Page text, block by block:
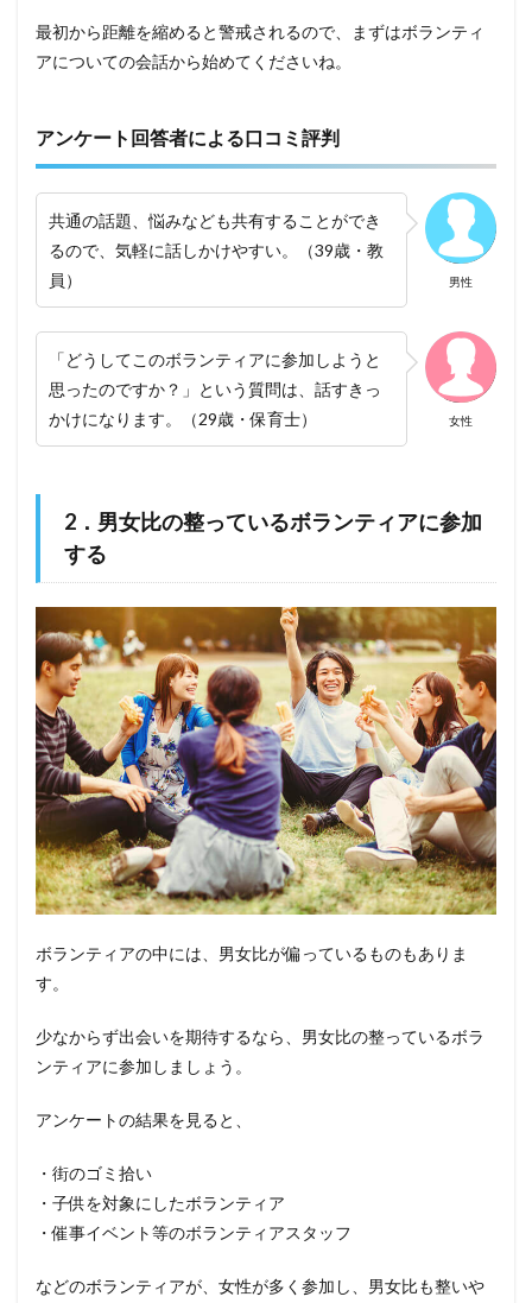
最初から距離を縮めると警戒されるので、まずはボランティ
アについての会話から始めてくださいね。
アンケート回答者による口コミ評判
男性
共通の話題、悩みなども共有することができ
るので、気軽に話しかけやすい。（39歳・教
員）
女性
「どうしてこのボランティアに参加しようと
思ったのですか？」という質問は、話すきっ
かけになります。（29歳・保育士）
2．男女比の整っているボランティアに参加
する
ボランティアの中には、男女比が偏っているものもありま
す。
少なからず出会いを期待するなら、男女比の整っているボラ
ンティアに参加しましょう。
アンケートの結果を見ると、
・街のゴミ拾い
・子供を対象にしたボランティア
・催事イベント等のボランティアスタッフ
などのボランティアが、女性が多く参加し、男女比も整いや